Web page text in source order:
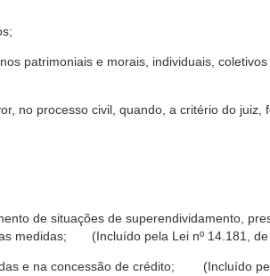
patrimoniais e morais, individuais,
no processo civil, quando, a critério do juiz,
de situações de superendividamento,
medidas; (Incluído pela Lei nº 14.181, de
e na concessão de crédito; (Incluído